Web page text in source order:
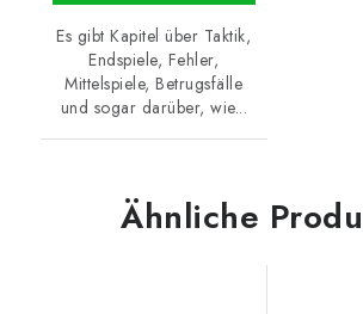
Es gibt Kapitel über Taktik,
Endspiele, Fehler,
Mittelspiele, Betrugsfälle
und sogar darüber, wie...
Ähnliche